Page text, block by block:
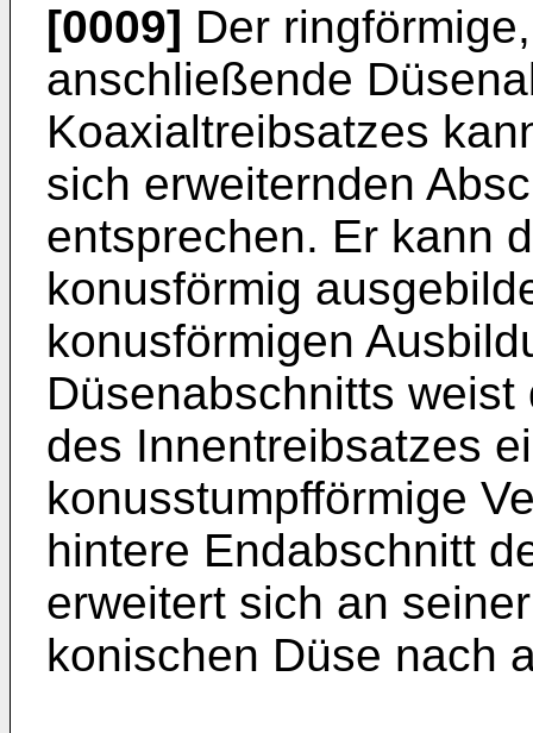
[0009] Der
anschließende
Koaxialtreibsatzes
sich erweiternden
entsprechen. Er kann
konusförmig
konusförmigen
Düsenabschnitts
des Innentreibsatzes
konusstumpfförmige
hintere Endabschnitt
erweitert sich an
konischen Düse nach